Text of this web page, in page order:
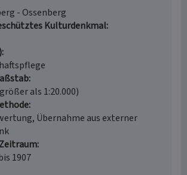
- Ossenberg
Kulturdenkmal
als 1:20.000)
Übernahme aus externer
1907